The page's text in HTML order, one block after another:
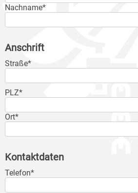
Nachname*
Anschrift
Straße*
PLZ*
Ort*
Kontaktdaten
Telefon*